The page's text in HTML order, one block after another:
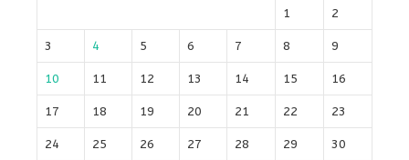
1 2
3 4 5 6 7 8 9
10 11 12 13 14 15 16
17 18 19 20 21 22 23
24 25 26 27 28 29 30